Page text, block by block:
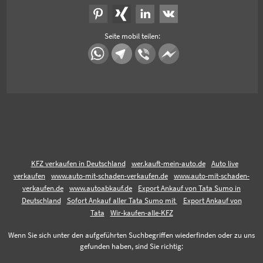
Seite mobil teilen:
KFZ verkaufen in Deutschland wer.kauft-mein-auto.de
Auto live
verkaufen
www.auto-mit-schaden-verkaufen.de
www.auto-mit-schaden-
verkaufen.de
www.autoabkauf.de
Export Ankauf von Tata Sumo in
Deutschland
Sofort Ankauf aller Tata Sumo mit
Export Ankauf von
Tata
Wir-kaufen-alle-KFZ
Wenn Sie sich unter den aufgeführten Suchbegriffen wiederfinden oder zu uns
gefunden haben, sind Sie richtig: